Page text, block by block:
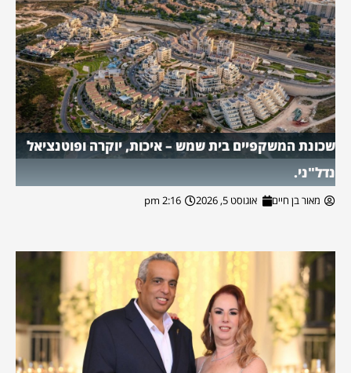
שכונת המשקפיים בית שמש – איכות, יוקרה ופוטנציאל
נדל"ני.
מאור בן חיים אוגוסט 5, 2026 2:16 pm